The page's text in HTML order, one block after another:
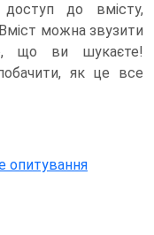
до вмісту,
можна звузити
що ви шукаєте!
як це все
опитування